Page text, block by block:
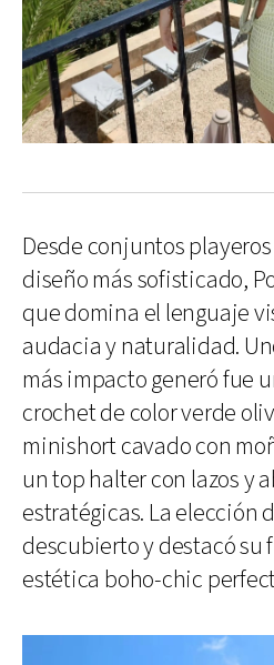
Desde conjuntos
diseño más sofisticado,
que domina el lenguaje
audacia y naturalidad.
más impacto generó fue
crochet de color verde
minishort cavado con
un top halter con lazos y
estratégicas. La elección
descubierto y destacó su
estética boho-chic